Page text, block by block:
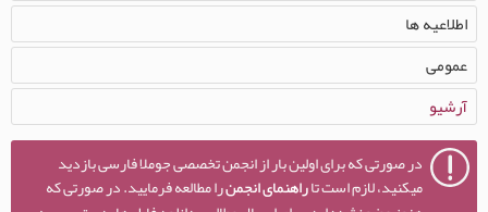
اطلاعیه ها
عمومی
آرشیو
در صورتی که برای اولین بار از انجمن تخصصی جوملا فارسی بازدید
میکنید، لازم است تاراهنمای انجمنرا مطالعه فرمایید. در صورتی که